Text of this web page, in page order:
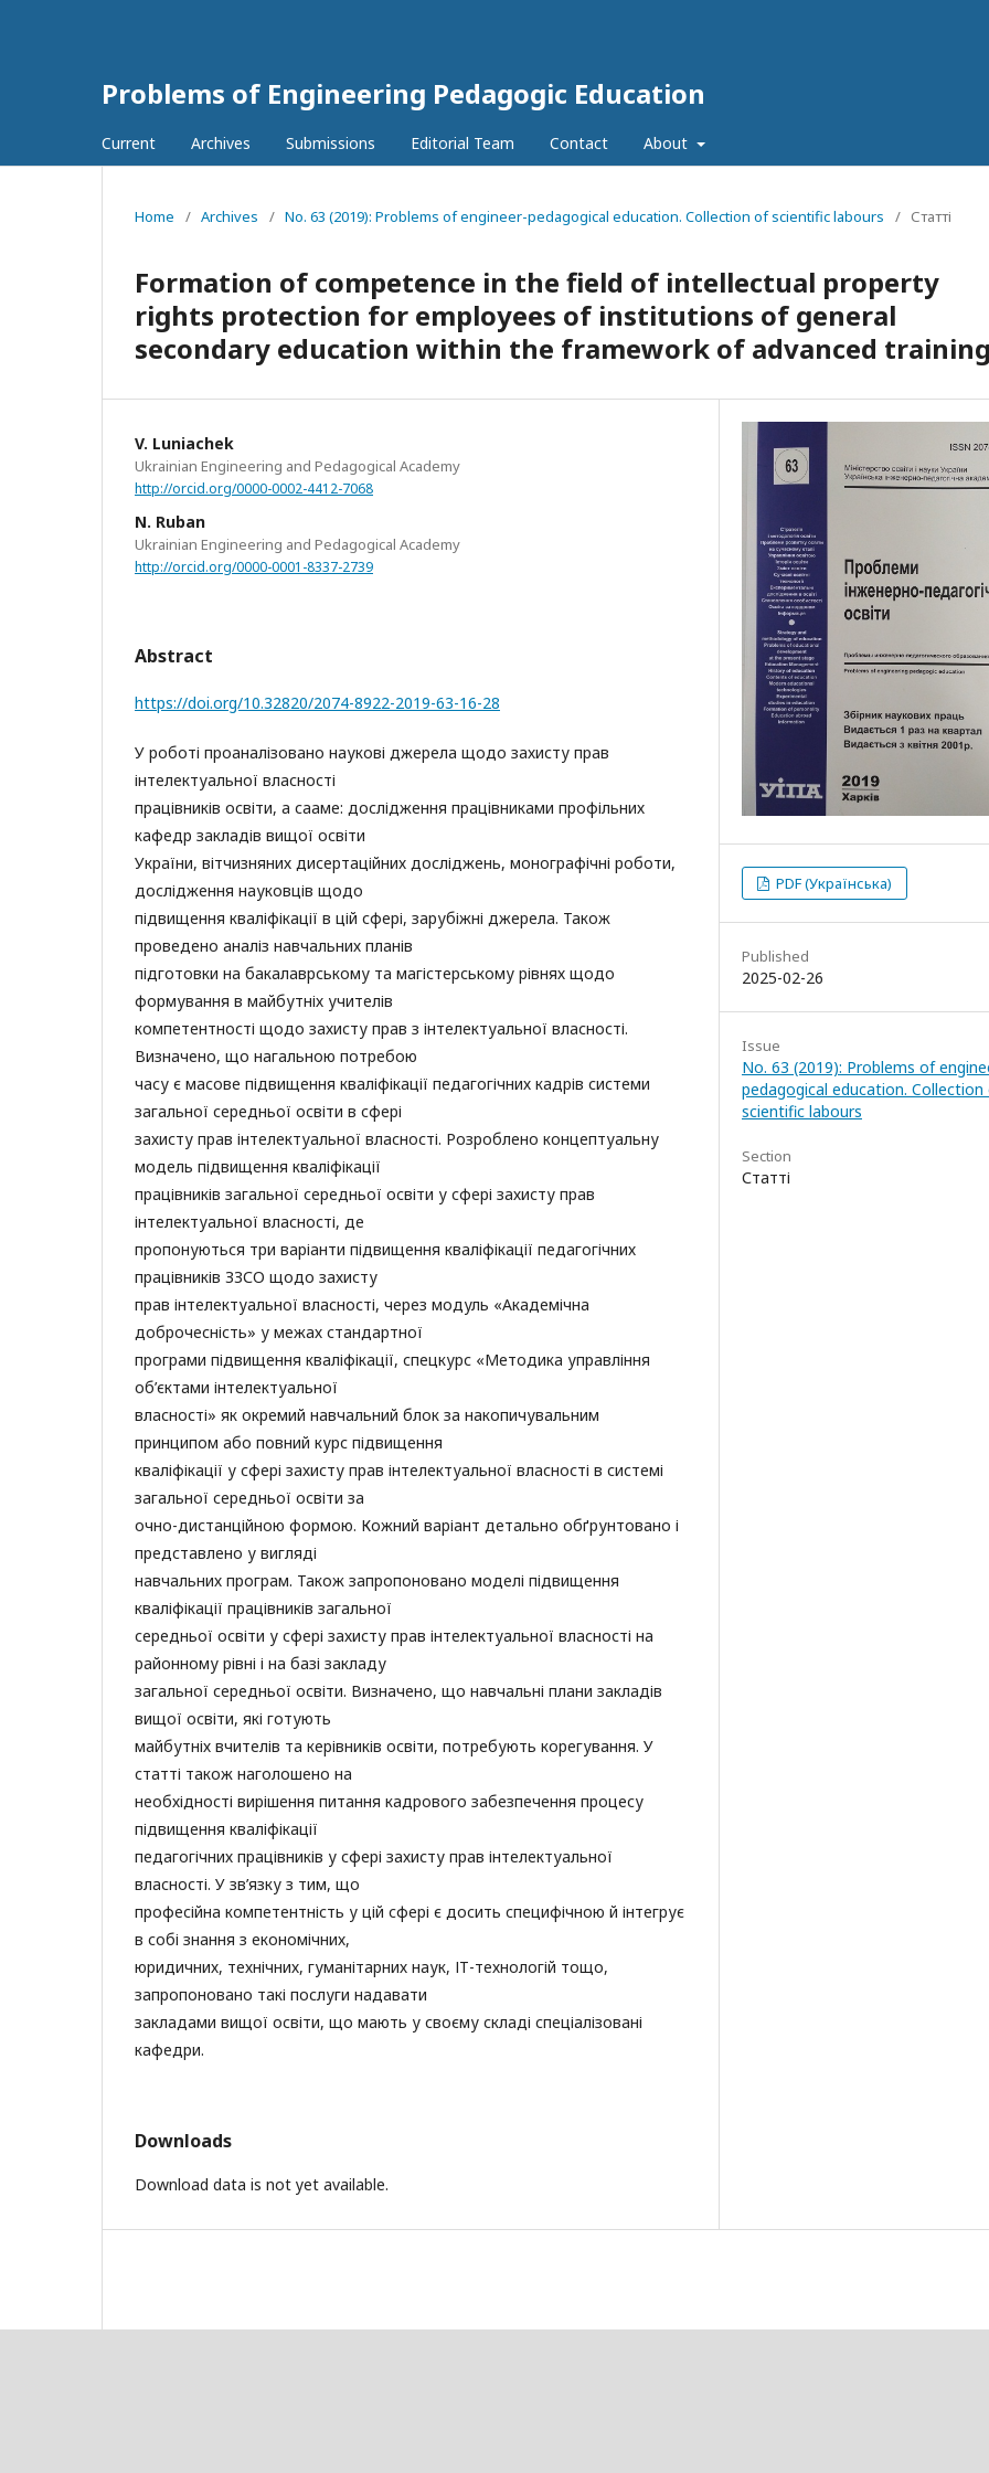
Problems of Engineering Pedagogic Education
Current Archives Submissions Editorial Team Contact About
Home / Archives / No. 63 (2019): Problems of engineer-pedagogical education. Collection of scientific labours / Статті
Formation of competence in the field of intellectual property
rights protection for employees of institutions of general
secondary education within the framework of advanced training
V. Luniachek
Ukrainian Engineering and Pedagogical Academy
http://orcid.org/0000-0002-4412-7068
N. Ruban
Ukrainian Engineering and Pedagogical Academy
http://orcid.org/0000-0001-8337-2739
Abstract
https://doi.org/10.32820/2074-8922-2019-63-16-28
У роботі проаналізовано наукові джерела щодо захисту прав
інтелектуальної власності
працівників освіти, а сааме: дослідження працівниками профільних
кафедр закладів вищої освіти
України, вітчизняних дисертаційних досліджень, монографічні роботи,
дослідження науковців щодо
підвищення кваліфікації в цій сфері, зарубіжні джерела. Також
проведено аналіз навчальних планів
підготовки на бакалаврському та магістерському рівнях щодо
формування в майбутніх учителів
компетентності щодо захисту прав з інтелектуальної власності.
Визначено, що нагальною потребою
часу є масове підвищення кваліфікації педагогічних кадрів системи
загальної середньої освіти в сфері
захисту прав інтелектуальної власності. Розроблено концептуальну
модель підвищення кваліфікації
працівників загальної середньої освіти у сфері захисту прав
інтелектуальної власності, де
пропонуються три варіанти підвищення кваліфікації педагогічних
працівників ЗЗСО щодо захисту
прав інтелектуальної власності, через модуль «Академічна
доброчесність» у межах стандартної
програми підвищення кваліфікації, спецкурс «Методика управління
об’єктами інтелектуальної
власності» як окремий навчальний блок за накопичувальним
принципом або повний курс підвищення
кваліфікації у сфері захисту прав інтелектуальної власності в системі
загальної середньої освіти за
очно-дистанційною формою. Кожний варіант детально обґрунтовано і
представлено у вигляді
навчальних програм. Також запропоновано моделі підвищення
кваліфікації працівників загальної
середньої освіти у сфері захисту прав інтелектуальної власності на
районному рівні і на базі закладу
загальної середньої освіти. Визначено, що навчальні плани закладів
вищої освіти, які готують
майбутніх вчителів та керівників освіти, потребують корегування. У
статті також наголошено на
необхідності вирішення питання кадрового забезпечення процесу
підвищення кваліфікації
педагогічних працівників у сфері захисту прав інтелектуальної
власності. У зв’язку з тим, що
професійна компетентність у цій сфері є досить специфічною й інтегрує
в собі знання з економічних,
юридичних, технічних, гуманітарних наук, ІТ-технологій тощо,
запропоновано такі послуги надавати
закладами вищої освіти, що мають у своєму складі спеціалізовані
кафедри.
Downloads
Download data is not yet available.
PDF (Українська)
Published
2025-02-26
Issue
No. 63 (2019): Problems of
pedagogical education. Collection
scientific labours
Section
Статті